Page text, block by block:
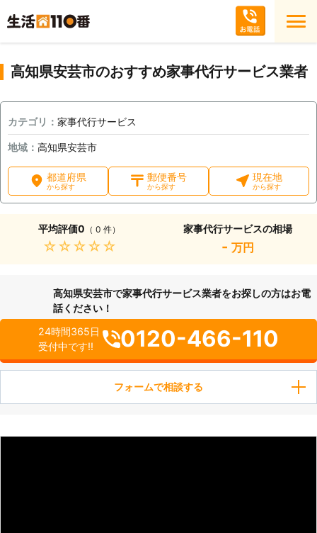
高知県安芸市のおすすめ家事代行サービス業者
カテゴリ： 家事代行サービス
地域： 高知県安芸市
都道府県
から探す
郵便番号
から探す
現在地
から探す
平均評価0 （ 0 件）
★★★★★
家事代行サービスの相場
- 万円
高知県安芸市で家事代行サービス業者をお探しの方はお電
話ください！
24時間365日
受付中です!!
0120-466-110
フォームで相談する